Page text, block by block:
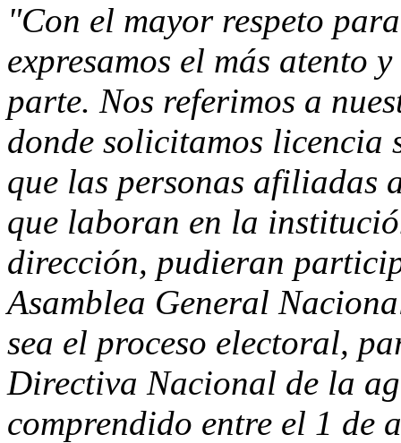
"Con el mayor respeto
expresamos el más atento
parte. Nos referimos a
donde solicitamos
que las personas afiliadas
que laboran en la
dirección, pudieran
Asamblea General
sea el proceso electoral,
Directiva Nacional de la
comprendido entre el 1 de